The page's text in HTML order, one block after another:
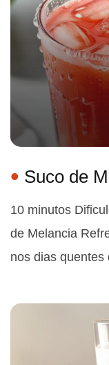
Suco de
10 minutos
de Melancia
nos dias